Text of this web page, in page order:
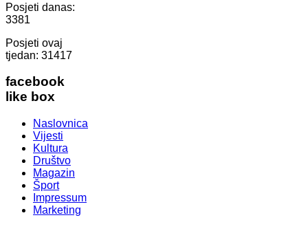
Posjeti danas:
3381
Posjeti ovaj
tjedan: 31417
facebook
like box
Naslovnica
Vijesti
Kultura
Društvo
Magazin
Šport
Impressum
Marketing